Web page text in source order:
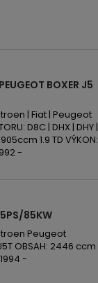
BOXER J5
| Fiat | Peugeot
D8C | DHX | DHY |
1.9 TD VÝKON:
-
85KW
Peugeot
OBSAH: 2446 ccm
-